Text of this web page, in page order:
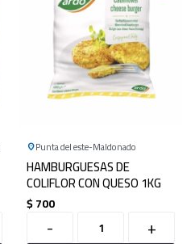
Punta del este Maldonado
HAMBURGUESAS DE
COLIFLOR CON QUESO 1KG
$700
- +